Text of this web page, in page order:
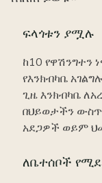
ፍላጎቱን ያሟሉ
ከ10 የዋሽንግተን
የእንክብካቤ
ጊዜ እንክብካቤ
በህይወታችን
አደጋዎች ወይም
ለቤተሰቦች